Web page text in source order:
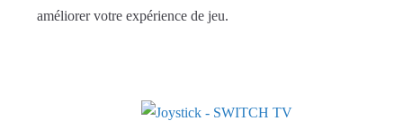
améliorer votre expérience de jeu.